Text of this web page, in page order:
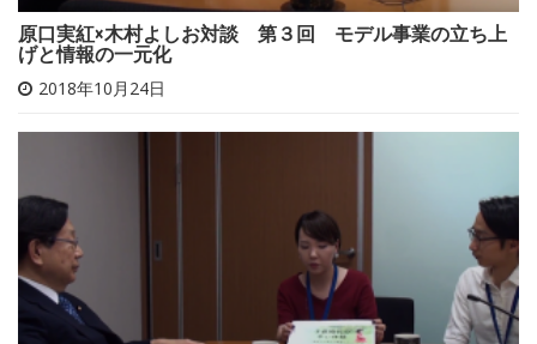
原口実紅×木村よしお対談 第３回 モデル事業の立ち上
げと情報の一元化
2018年10月24日